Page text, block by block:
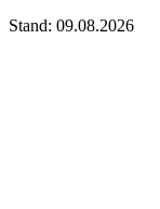
Stand: 09.08.2026